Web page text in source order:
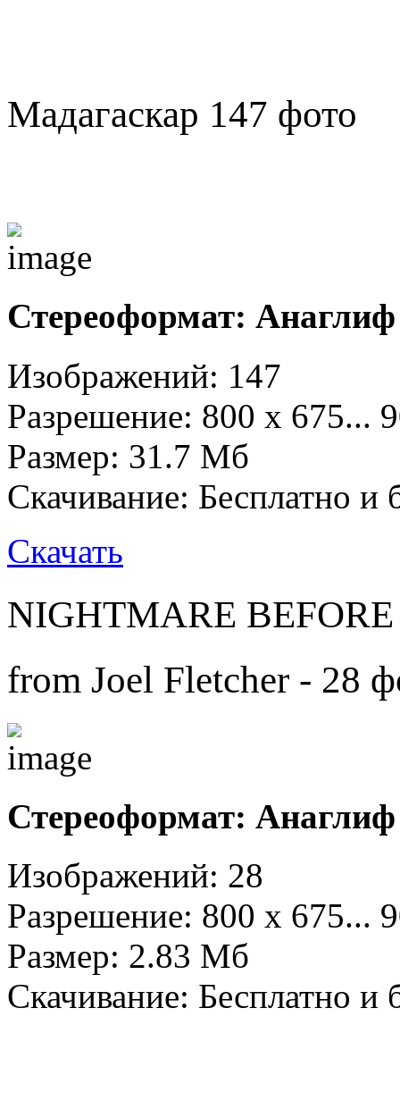
Мадагаскар 147 фото
Стереоформат:
Изображений: 147
Разрешение: 800 х 675...
Размер: 31.7 Mб
Скачивание: Бесплатно и
Скачать
NIGHTMARE
from Joel Fletcher - 28
Стереоформат:
Изображений: 28
Разрешение: 800 х 675...
Размер: 2.83 Mб
Скачивание: Бесплатно и